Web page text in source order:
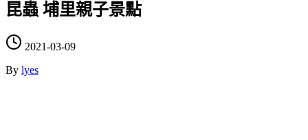
昆蟲 埔里親子景點
2021-03-09
By lyes